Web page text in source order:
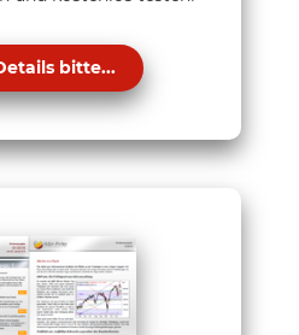
bitte...